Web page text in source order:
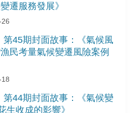
遷服務發展》
第45期封面故事：《氣候風
民考量氣候變遷風險案例
第44期封面故事：《氣候變
生收成的影響》